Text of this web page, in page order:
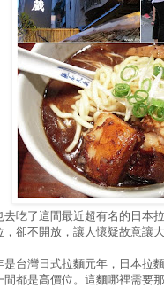
去吃了這間最近超有名的日本
，卻不開放，讓人懷疑故意讓
是台灣日式拉麵元年，日本拉
間都是高價位。這麵哪裡需要